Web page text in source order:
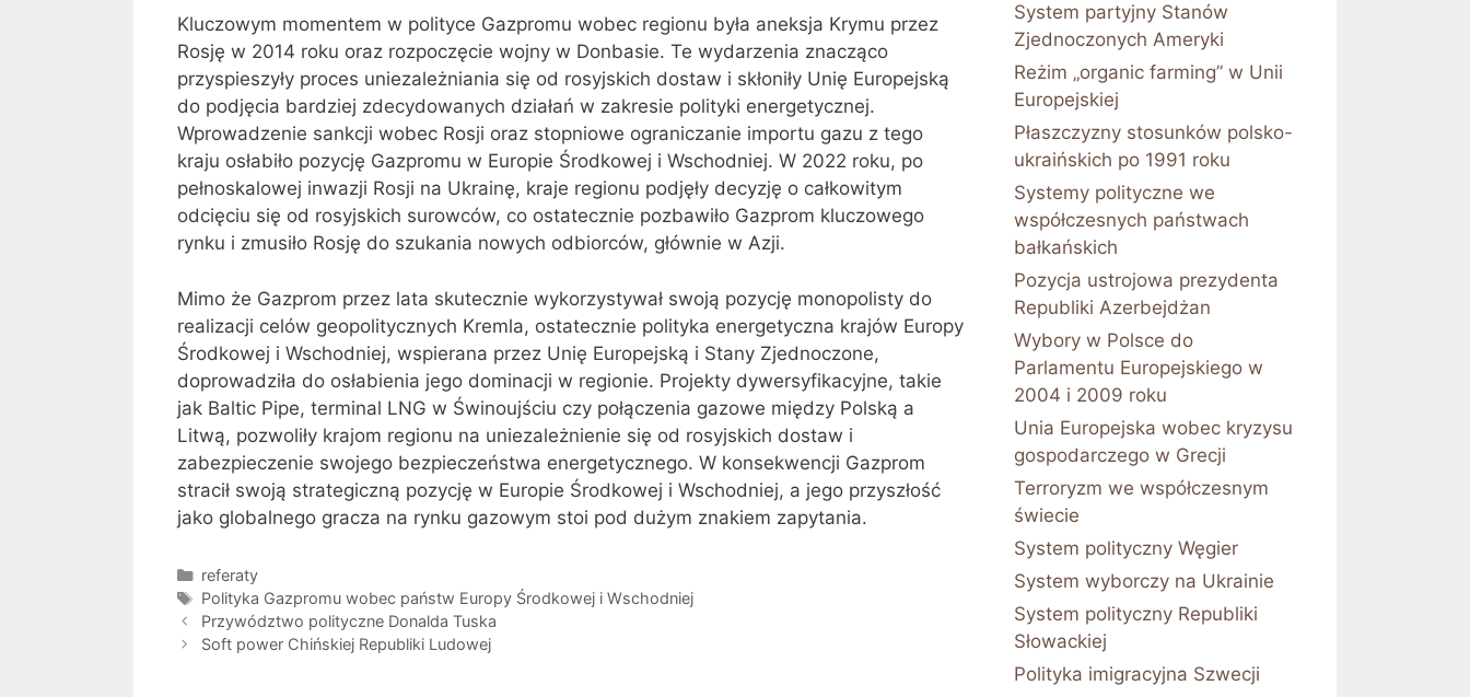
Kluczowym momentem w polityce Gazpromu wobec regionu była aneksja Krymu przez
Rosję w 2014 roku oraz rozpoczęcie wojny w Donbasie. Te wydarzenia znacząco
przyspieszyły proces uniezależniania się od rosyjskich dostaw i skłoniły Unię Europejską
do podjęcia bardziej zdecydowanych działań w zakresie polityki energetycznej.
Wprowadzenie sankcji wobec Rosji oraz stopniowe ograniczanie importu gazu z tego
kraju osłabiło pozycję Gazpromu w Europie Środkowej i Wschodniej. W 2022 roku, po
pełnoskalowej inwazji Rosji na Ukrainę, kraje regionu podjęły decyzję o całkowitym
odcięciu się od rosyjskich surowców, co ostatecznie pozbawiło Gazprom kluczowego
rynku i zmusiło Rosję do szukania nowych odbiorców, głównie w Azji.
Mimo że Gazprom przez lata skutecznie wykorzystywał swoją pozycję monopolisty do
realizacji celów geopolitycznych Kremla, ostatecznie polityka energetyczna krajów Europy
Środkowej i Wschodniej, wspierana przez Unię Europejską i Stany Zjednoczone,
doprowadziła do osłabienia jego dominacji w regionie. Projekty dywersyfikacyjne, takie
jak Baltic Pipe, terminal LNG w Świnoujściu czy połączenia gazowe między Polską a
Litwą, pozwoliły krajom regionu na uniezależnienie się od rosyjskich dostaw i
zabezpieczenie swojego bezpieczeństwa energetycznego. W konsekwencji Gazprom
stracił swoją strategiczną pozycję w Europie Środkowej i Wschodniej, a jego przyszłość
jako globalnego gracza na rynku gazowym stoi pod dużym znakiem zapytania.
Kategorie
referaty
Tagi
Polityka Gazpromu wobec państw Europy Środkowej i Wschodniej
Przywództwo polityczne Donalda Tuska
Soft power Chińskiej Republiki Ludowej
System partyjny Stanów
Zjednoczonych Ameryki
Reżim „organic farming” w Unii
Europejskiej
Płaszczyzny stosunków polsko-
ukraińskich po 1991 roku
Systemy polityczne we
współczesnych państwach
bałkańskich
Pozycja ustrojowa prezydenta
Republiki Azerbejdżan
Wybory w Polsce do
Parlamentu Europejskiego w
2004 i 2009 roku
Unia Europejska wobec kryzysu
gospodarczego w Grecji
Terroryzm we współczesnym
świecie
System polityczny Węgier
System wyborczy na Ukrainie
System polityczny Republiki
Słowackiej
Polityka imigracyjna Szwecji